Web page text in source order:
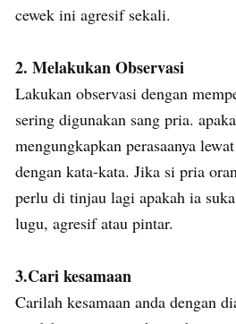
cewek ini agresif sekali.
2. Melakukan Observasi
Lakukan observasi dengan
sering digunakan sang pria.
mengungkapkan perasaanya
dengan kata-kata. Jika si pria
perlu di tinjau lagi apakah ia
lugu, agresif atau pintar.
3.Cari kesamaan
Carilah kesamaan anda dengan